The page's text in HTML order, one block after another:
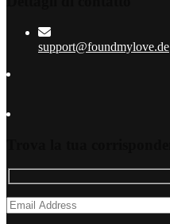
support@foundmylove.de